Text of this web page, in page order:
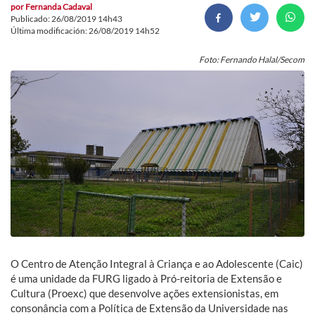
por Fernanda Cadaval
Publicado: 26/08/2019 14h43
Última modificación: 26/08/2019 14h52
Foto: Fernando Halal/Secom
O Centro de Atenção Integral à Criança e ao Adolescente (Caic)
é uma unidade da FURG ligado à Pró-reitoria de Extensão e
Cultura (Proexc) que desenvolve ações extensionistas, em
consonância com a Política de Extensão da Universidade nas